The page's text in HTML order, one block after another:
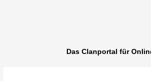
Das Clanportal für